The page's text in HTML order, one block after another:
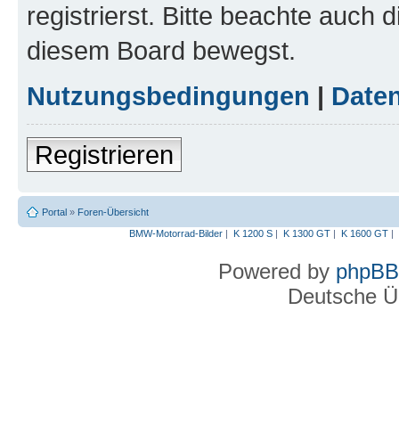
registrierst. Bitte beachte auch
diesem Board bewegst.
Nutzungsbedingungen |
Registrieren
Portal » Foren-Übersicht
BMW-Motorrad-Bilder| K 1200 S| K 1300 GT| K 1600 GT|
Powered by phpBB
Deutsche